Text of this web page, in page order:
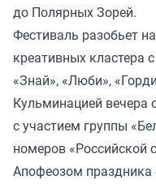
до Полярных Зорей.
Фестиваль разобьет
креативных кластера
«Знай», «Люби»,
Кульминацией вечера
с участием группы
номеров «Российской
Апофеозом